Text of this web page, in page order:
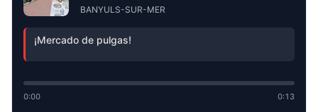
BANYULS-SUR-MER
¡Mercado de pulgas!
0:00 0:13